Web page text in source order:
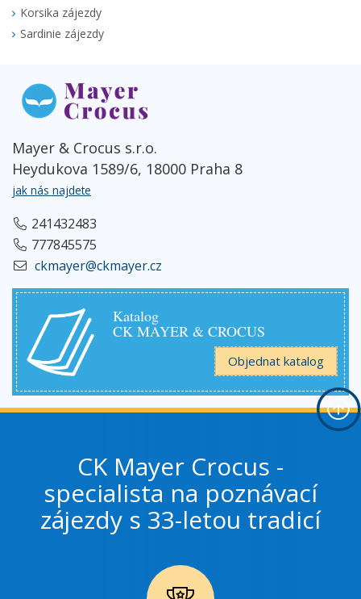
Korsika zájezdy
Sardinie zájezdy
Mayer & Crocus s.r.o.
Heydukova 1589/6, 18000 Praha 8
jak nás najdete
241432483
777845575
ckmayer@ckmayer.cz
Katalog
CK MAYER & CROCUS
Objednat katalog
CK Mayer Crocus -
specialista na poznávací
zájezdy s 33-letou tradicí